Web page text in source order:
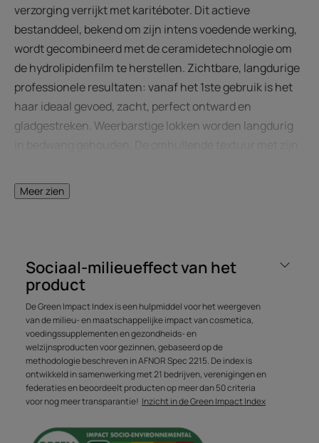
verzorging verrijkt met karitéboter. Dit actieve
bestanddeel, bekend om zijn intens voedende werking,
wordt gecombineerd met de ceramidetechnologie om
de hydrolipidenfilm te herstellen. Zichtbare, langdurige
professionele resultaten: vanaf het 1ste gebruik is het
haar ideaal gevoed, zacht, perfect ontward en
gladgestreken. Weerbarstige lokken worden langdurig
bij het aanraken. Een minimum aan siliconen.
De unieke formule van dit
masker zorgt vanaf het eerste
gebruik voor een intense
voedende en gladmakende
werking.
Meer zien
Sociaal-milieueffect van het
product
De Green Impact Index is een hulpmiddel voor het weergeven
van de milieu- en maatschappelijke impact van cosmetica,
voedingssupplementen en gezondheids- en
welzijnsproducten voor gezinnen, gebaseerd op de
methodologie beschreven in AFNOR Spec 2215. De index is
ontwikkeld in samenwerking met 21 bedrijven, verenigingen en
federaties en beoordeelt producten op meer dan 50 criteria
voor nog meer transparantie! Inzicht in de Green Impact Index